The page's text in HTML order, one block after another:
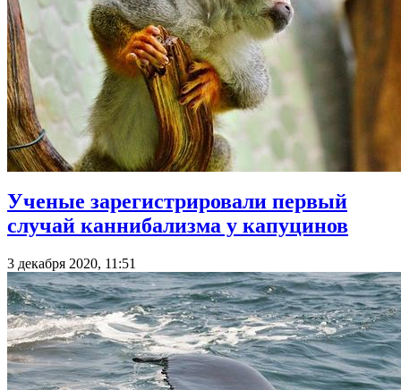
Ученые зарегистрировали первый
случай каннибализма у капуцинов
3 декабря 2020, 11:51